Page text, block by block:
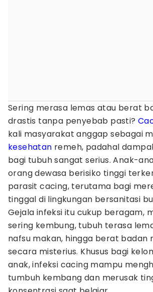
Sering merasa lemas atau berat
drastis tanpa penyebab pasti?
kali masyarakat anggap sebagai
kesehatan remeh, padahal
bagi tubuh sangat serius. Anak-
orang dewasa berisiko tinggi
parasit cacing, terutama bagi
tinggal di lingkungan bersanitasi
Gejala infeksi itu cukup beragam,
sering kembung, tubuh terasa
nafsu makan, hingga berat badan
secara misterius. Khusus bagi
anak, infeksi cacing mampu
tumbuh kembang dan merusak